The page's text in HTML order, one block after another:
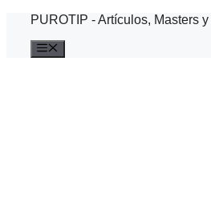
Saltar
contenido
PUROTIP - Artículos, Masters